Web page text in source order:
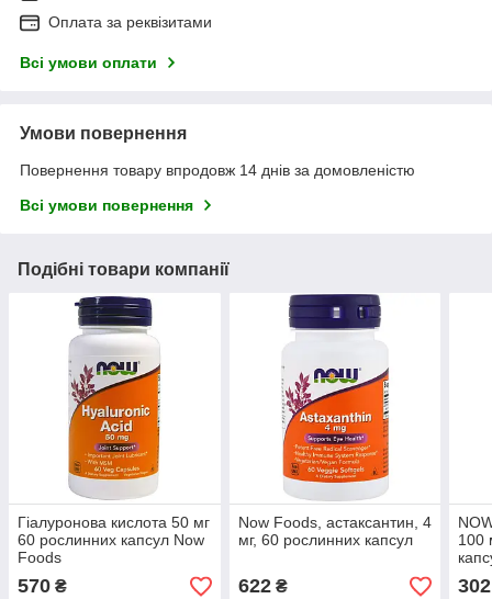
Оплата за реквізитами
Всі умови оплати
Умови повернення
Повернення товару впродовж 14 днів за домовленістю
Всі умови повернення
Подібні товари компанії
Гіалуронова кислота 50 мг
60 рослинних капсул Now
Foods
570 ₴
Now Foods, астаксантин, 4
мг, 60 рослинних капсул
622₴
100
302